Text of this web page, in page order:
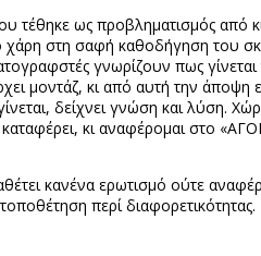
τέθηκε ως προβληματισμός από
στη σαφή καθοδήγηση του
γνωρίζουν πως
μοντάζ, κι από αυτή την
δείχνει γνώση και λύση.
καταφέρει, κι αναφέρομαι στο
κανένα ερωτισμό ούτε
περί διαφορετικότητας.